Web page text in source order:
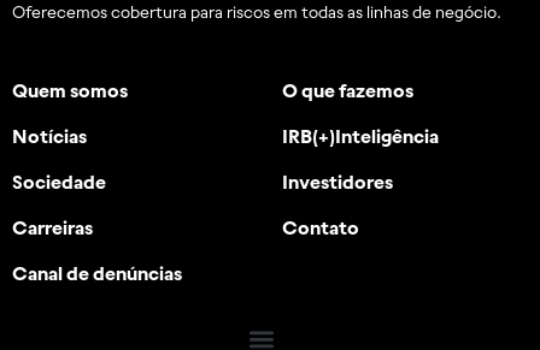
Oferecemos cobertura para riscos em todas as linhas de negócio.
Quem somos O que fazemos
Notícias IRB(+)Inteligência
Sociedade Investidores
Carreiras Contato
Canal de denúncias